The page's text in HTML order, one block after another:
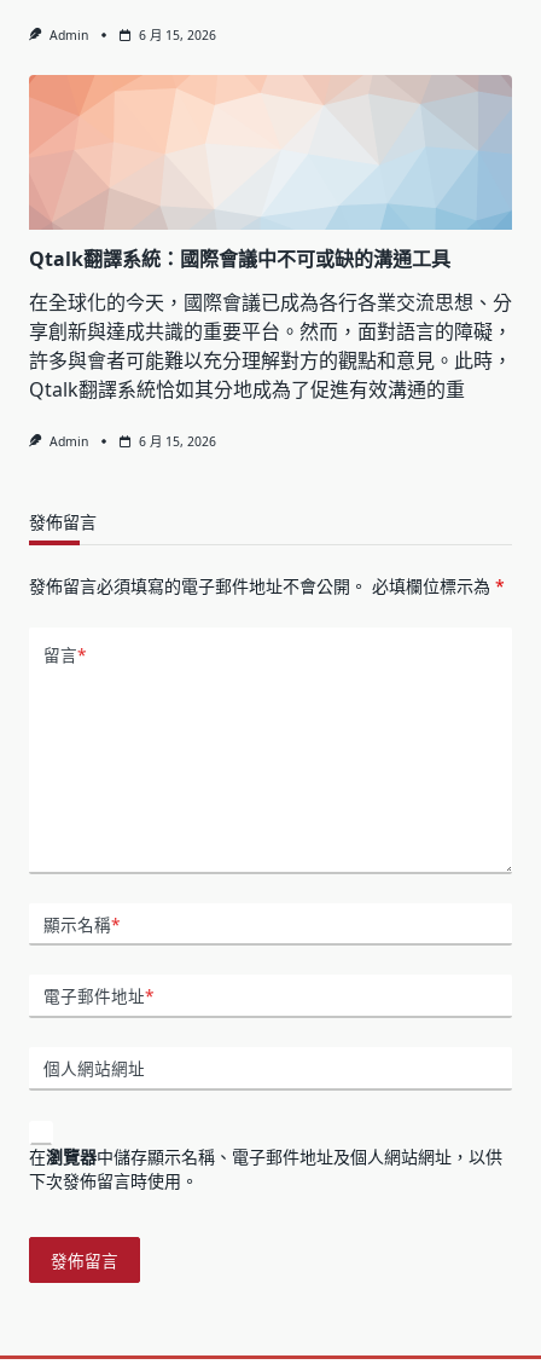
Admin 6 月 15, 2026
Qtalk翻譯系統：國際會議中不可或缺的溝通工具
在全球化的今天，國際會議已成為各行各業交流思想、分
享創新與達成共識的重要平台。然而，面對語言的障礙，
許多與會者可能難以充分理解對方的觀點和意見。此時，
Qtalk翻譯系統恰如其分地成為了促進有效溝通的重
Admin 6 月 15, 2026
發佈留言
發佈留言必須填寫的電子郵件地址不會公開。 必填欄位標示為 *
留言*
顯示名稱*
電子郵件地址*
個人網站網址
在瀏覽器中儲存顯示名稱、電子郵件地址及個人網站網址，以供
下次發佈留言時使用。